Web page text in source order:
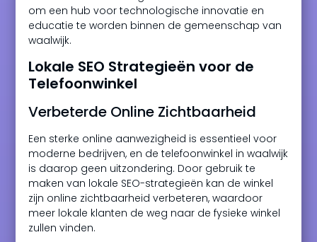
om een hub voor technologische innovatie en
educatie te worden binnen de gemeenschap van
waalwijk.
Lokale SEO Strategieën voor de
Telefoonwinkel
Verbeterde Online Zichtbaarheid
Een sterke online aanwezigheid is essentieel voor
moderne bedrijven, en de telefoonwinkel in waalwijk
is daarop geen uitzondering. Door gebruik te
maken van lokale SEO-strategieën kan de winkel
zijn online zichtbaarheid verbeteren, waardoor
meer lokale klanten de weg naar de fysieke winkel
zullen vinden.